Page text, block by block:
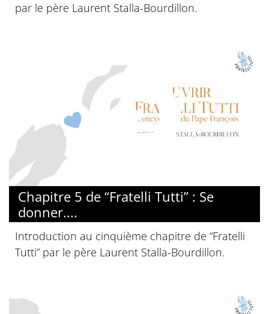
par le père Laurent Stalla-Bourdillon.
Chapitre 5 de “Fratelli Tutti” : Se
donner....
Introduction au cinquième chapitre de “Fratelli
Tutti” par le père Laurent Stalla-Bourdillon.